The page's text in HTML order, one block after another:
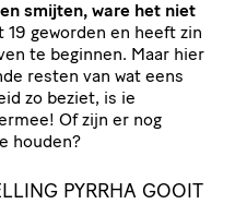
smijten, ware het niet
19 geworden en heeft zin
te beginnen. Maar hier
resten van wat eens
zo beziet, is ie
Of zijn er nog
houden?
PYRRHA GOOIT